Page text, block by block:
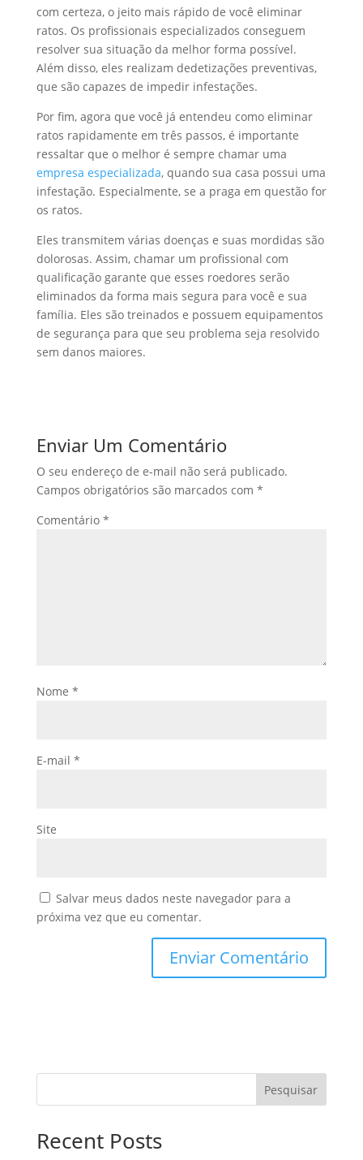
com certeza, o jeito mais rápido de você eliminar
ratos. Os profissionais especializados conseguem
resolver sua situação da melhor forma possível.
Além disso, eles realizam dedetizações preventivas,
que são capazes de impedir infestações.
Por fim, agora que você já entendeu como eliminar
ratos rapidamente em três passos, é importante
ressaltar que o melhor é sempre chamar uma
empresa especializada, quando sua casa possui uma
infestação. Especialmente, se a praga em questão for
os ratos.
Eles transmitem várias doenças e suas mordidas são
dolorosas. Assim, chamar um profissional com
qualificação garante que esses roedores serão
eliminados da forma mais segura para você e sua
família. Eles são treinados e possuem equipamentos
de segurança para que seu problema seja resolvido
sem danos maiores.
Enviar Um Comentário
O seu endereço de e-mail não será publicado.
Campos obrigatórios são marcados com *
Comentário *
Nome *
E-mail *
Site
Salvar meus dados neste navegador para a
próxima vez que eu comentar.
Pesquisar
Recent Posts